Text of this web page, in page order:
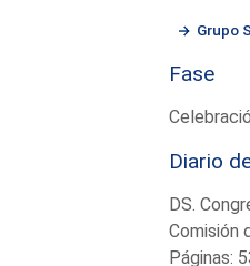
Grupo
Fase
Diario
DS.
Comisión
Páginas: